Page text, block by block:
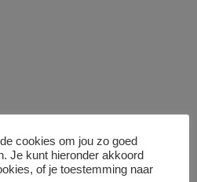
und Höhlentouren
cookies om jou zo goed
Je kunt hieronder akkoord
of je toestemming naar